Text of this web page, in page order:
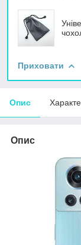
Приховати
Опис
Опис